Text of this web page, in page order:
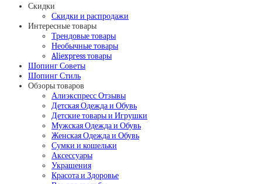
Скидки
Скидки и распродажи
Интересные товары
Трендовые товары
Необычные товары
Aliexpress товары
Шопинг Советы
Шопинг Стиль
Обзоры товаров
Алиэкспресс Отзывы
Детская Одежда и Обувь
Детские товары и Игрушки
Мужская Одежда и Обувь
Женская Одежда и Обувь
Сумки и кошельки
Аксессуары
Украшения
Красота и Здоровье